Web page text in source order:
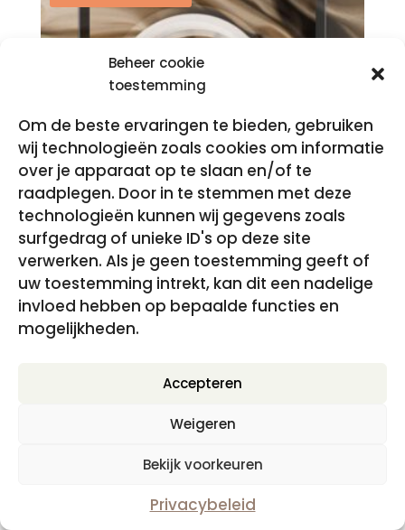
Beheer cookie
toestemming
Om de beste ervaringen te bieden, gebruiken
wij technologieën zoals cookies om informatie
over je apparaat op te slaan en/of te
raadplegen. Door in te stemmen met deze
technologieën kunnen wij gegevens zoals
surfgedrag of unieke ID's op deze site
verwerken. Als je geen toestemming geeft of
uw toestemming intrekt, kan dit een nadelige
invloed hebben op bepaalde functies en
mogelijkheden.
Accepteren
Weigeren
Bekijk voorkeuren
Privacybeleid
Als je weer wilt voelen – hypnomeditatie
€17.95Oorspronkelijke
€0.00Huidige
€0.00.
incl. BTW
Voorwaarden